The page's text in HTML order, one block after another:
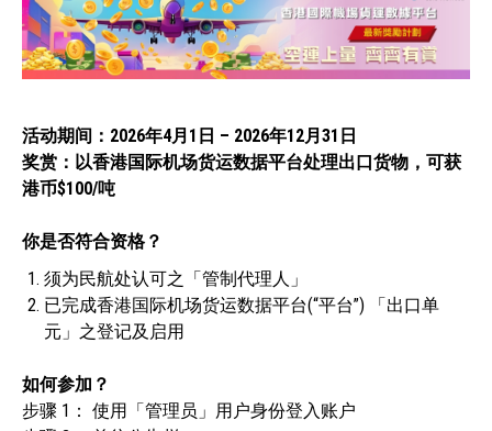
活动期间：2026年4月1日 – 2026年12月31日
奖赏：以香港国际机场货运数据平台处理出口货物，可获
港币$100/吨
你是否符合资格？
须为民航处认可之「管制代理人」
已完成香港国际机场货运数据平台(“平台”) 「出口单
元」之登记及启用
如何参加？
步骤 1： 使用「管理员」用户身份登入账户